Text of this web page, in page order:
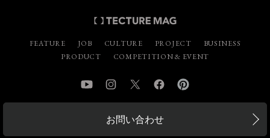
FEATURE JOB CULTURE PROJECT
BUSINESS
PRODUCT
COMPETITION & EVENT
YouTube InstagramTwitter Facebook
お問い合わせ